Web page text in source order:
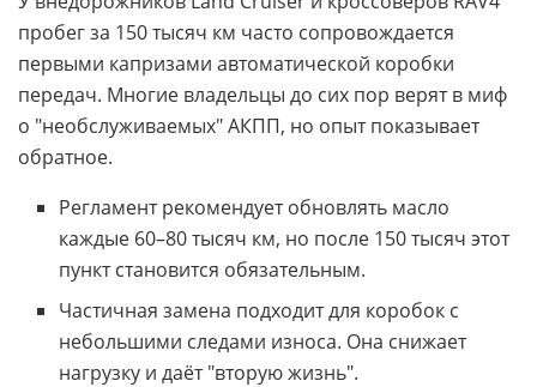
пробег за 150 тысяч км часто сопровождается
первыми капризами автоматической коробки
передач. Многие владельцы до сих пор верят в миф
о "необслуживаемых" АКПП, но опыт показывает
обратное.
Регламент рекомендует обновлять масло
каждые 60–80 тысяч км, но после 150 тысяч этот
пункт становится обязательным.
Частичная замена подходит для коробок с
небольшими следами износа. Она снижает
нагрузку и даёт "вторую жизнь".